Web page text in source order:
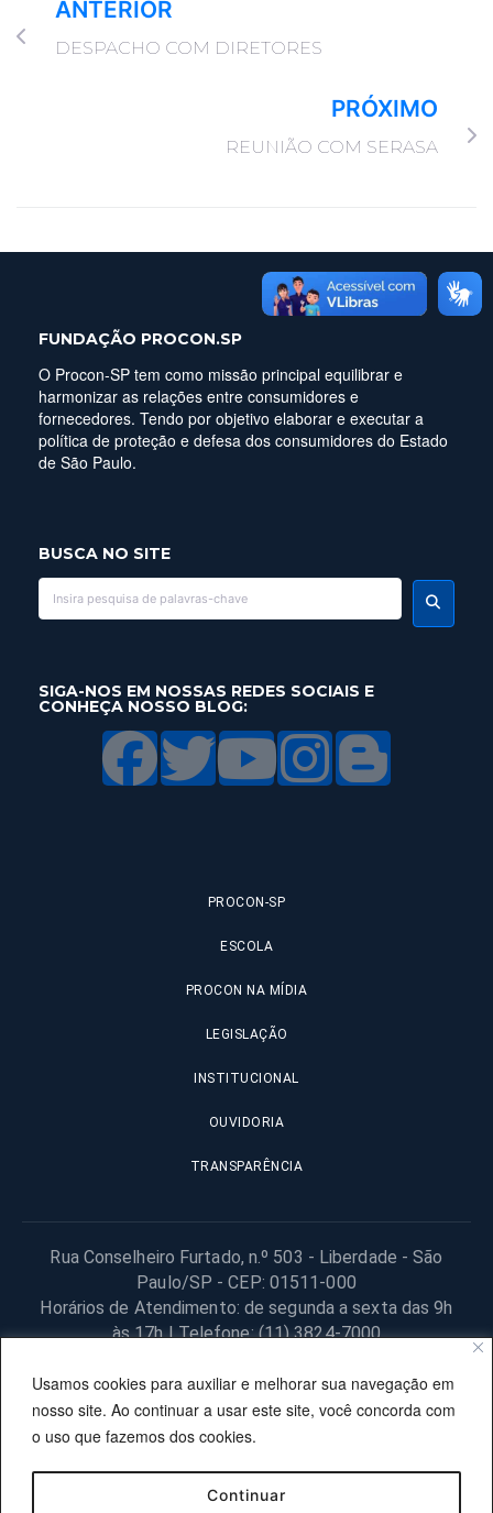
Usamos cookies para auxiliar e melhorar sua navegação em
nosso site. Ao continuar a usar este site, você concorda com
o uso que fazemos dos cookies.
Continuar
ANTERIOR
DESPACHO COM DIRETORES
PRÓXIMO
REUNIÃO COM SERASA
FUNDAÇÃO PROCON.SP
O Procon-SP tem como missão principal equilibrar e
harmonizar as relações entre consumidores e
fornecedores. Tendo por objetivo elaborar e executar a
política de proteção e defesa dos consumidores do Estado
de São Paulo.
BUSCA NO SITE
SIGA-NOS EM NOSSAS REDES SOCIAIS E
CONHEÇA NOSSO BLOG:
PROCON-SP
ESCOLA
PROCON NA MÍDIA
LEGISLAÇÃO
INSTITUCIONAL
OUVIDORIA
TRANSPARÊNCIA
Rua Conselheiro Furtado, n.º 503 - Liberdade - São
Paulo/SP - CEP: 01511-000
Horários de Atendimento: de segunda a sexta das 9h
às 17h | Telefone: (11) 3824-7000
© 2025 Fundação Procon – SP – Todos os direitos reservados. |
Site desenvolvido pela PRODESP.